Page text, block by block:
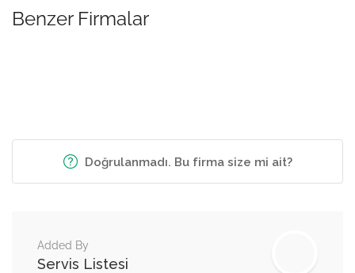
Benzer Firmalar
Doğrulanmadı. Bu firma size mi ait?
Added By
Servis Listesi